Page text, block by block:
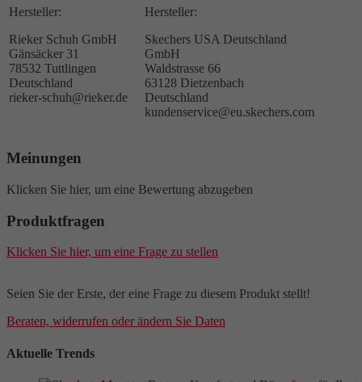
Hersteller:
Rieker Schuh GmbH
Gänsäcker 31
78532 Tuttlingen
Deutschland
rieker-schuh@rieker.de
Hersteller:
Skechers USA Deutschland
GmbH
Waldstrasse 66
63128 Dietzenbach
Deutschland
kundenservice@eu.skechers.com
Meinungen
Klicken Sie hier, um eine Bewertung abzugeben
Produktfragen
Klicken Sie hier, um eine Frage zu stellen
Seien Sie der Erste, der eine Frage zu diesem Produkt stellt!
Beraten, widerrufen oder ändern Sie Daten
Aktuelle Trends